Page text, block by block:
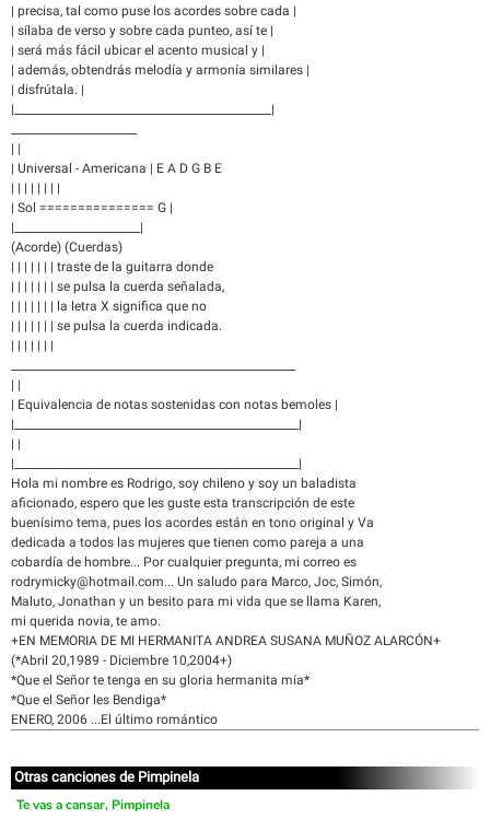
| precisa, tal como puse los acordes sobre cada |
| sílaba de verso y sobre cada punteo, así te |
| será más fácil ubicar el acento musical y |
| además, obtendrás melodía y armonía similares |
| disfrútala. |
|_______________________________________________|
| |
| Universal - Americana | E A D G B E
| | | | | | | |
| Sol =============== G |
|_______________________|
(Acorde) (Cuerdas)
| | | | | | | traste de la guitarra donde
| | | | | | | se pulsa la cuerda señalada,
| | | | | | | la letra X significa que no
| | | | | | | se pulsa la cuerda indicada.
| | | | | | |
| |
| Equivalencia de notas sostenidas con notas bemoles |
|____________________________________________________|
| |
|____________________________________________________|
Hola mi nombre es Rodrigo, soy chileno y soy un baladista
aficionado, espero que les guste esta transcripción de este
buenísimo tema, pues los acordes están en tono original y Va
dedicada a todos las mujeres que tienen como pareja a una
cobardía de hombre... Por cualquier pregunta, mi correo es
rodrymicky@hotmail.com... Un saludo para Marco, Joc, Simón,
Maluto, Jonathan y un besito para mi vida que se llama Karen,
mi querida novia, te amo.
+EN MEMORIA DE MI HERMANITA ANDREA SUSANA MUÑOZ ALARCÓN+
(*Abril 20,1989 - Diciembre 10,2004+)
*Que el Señor te tenga en su gloria hermanita mía*
*Que el Señor les Bendiga*
ENERO, 2006 ...El último romántico
Otras canciones de Pimpinela
Te vas a cansar, Pimpinela